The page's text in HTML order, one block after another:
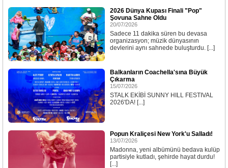
2026 Dünya Kupası Finali "Pop"
Şovuna Sahne Oldu
20/07/2026
Sadece 11 dakika süren bu devasa
organizasyon; müzik dünyasının
devlerini aynı sahnede buluşturdu. [...]
Balkanların Coachella'sına Büyük
Çıkarma
15/07/2026
STALK EKİBİ SUNNY HILL FESTIVAL
2026'DA! [...]
Popun Kraliçesi New York'u Salladı!
13/07/2026
Madonna, yeni albümünü bedava kulüp
partisiyle kutladı, şehirde hayat durdu!
[...]